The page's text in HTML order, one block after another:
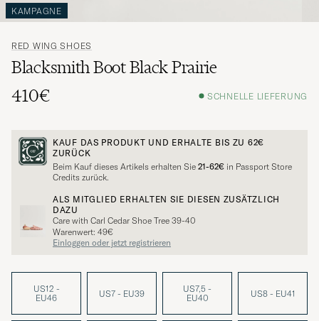
KAMPAGNE
RED WING SHOES
Blacksmith Boot Black Prairie
410€
SCHNELLE LIEFERUNG
KAUF DAS PRODUKT UND ERHALTE BIS ZU 62€
ZURÜCK
Beim Kauf dieses Artikels erhalten Sie 21-62€ in Passport Store
Credits zurück.
ALS MITGLIED ERHALTEN SIE DIESEN ZUSÄTZLICH
DAZU
Care with Carl Cedar Shoe Tree 39-40
Warenwert: 49€
Einloggen oder jetzt registrieren
US12 -
EU46
US7 - EU39
US7,5 -
EU40
US8 - EU41